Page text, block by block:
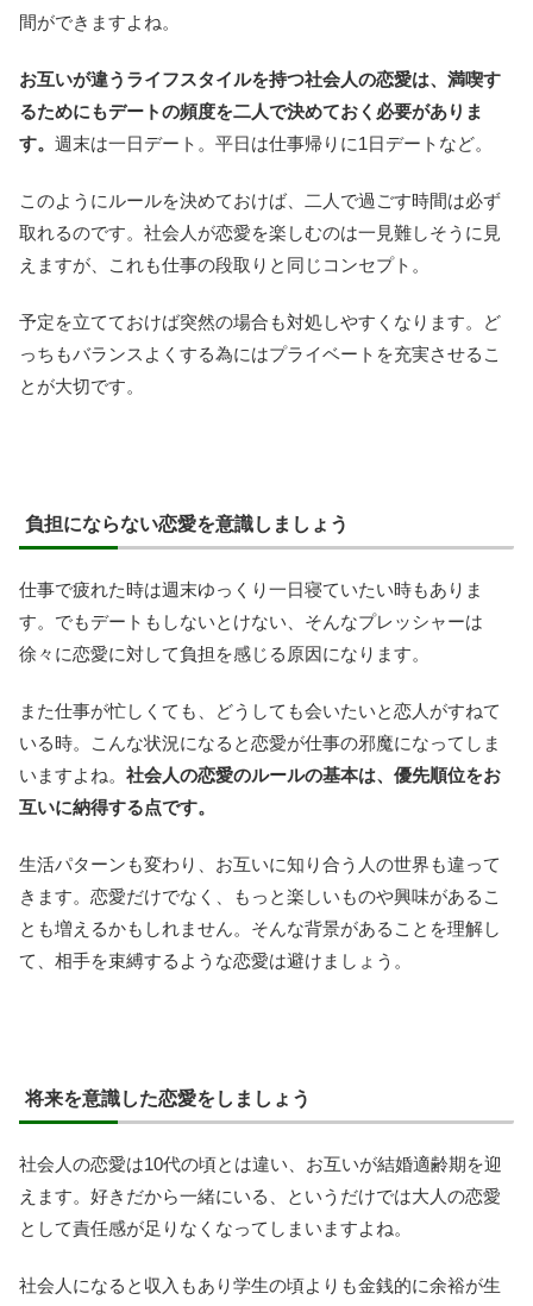
間ができますよね。
お互いが違うライフスタイルを持つ社会人の恋愛は、満喫す
るためにもデートの頻度を二人で決めておく必要がありま
す。 週末は一日デート。平日は仕事帰りに1日デートなど。
このようにルールを決めておけば、二人で過ごす時間は必ず
取れるのです。社会人が恋愛を楽しむのは一見難しそうに見
えますが、これも仕事の段取りと同じコンセプト。
予定を立てておけば突然の場合も対処しやすくなります。ど
っちもバランスよくする為にはプライベートを充実させるこ
とが大切です。
負担にならない恋愛を意識しましょう
仕事で疲れた時は週末ゆっくり一日寝ていたい時もありま
す。でもデートもしないとけない、そんなプレッシャーは
徐々に恋愛に対して負担を感じる原因になります。
また仕事が忙しくても、どうしても会いたいと恋人がすねて
いる時。こんな状況になると恋愛が仕事の邪魔になってしま
いますよね。 社会人の恋愛のルールの基本は、優先順位をお
互いに納得する点です。
生活パターンも変わり、お互いに知り合う人の世界も違って
きます。恋愛だけでなく、もっと楽しいものや興味があるこ
とも増えるかもしれません。そんな背景があることを理解し
て、相手を束縛するような恋愛は避けましょう。
将来を意識した恋愛をしましょう
社会人の恋愛は10代の頃とは違い、お互いが結婚適齢期を迎
えます。好きだから一緒にいる、というだけでは大人の恋愛
として責任感が足りなくなってしまいますよね。
社会人になると収入もあり学生の頃よりも金銭的に余裕が生